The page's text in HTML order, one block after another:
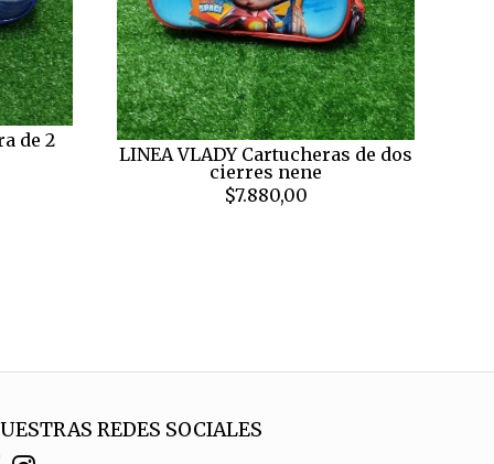
de 2
LINEA VLADY Cartucheras de dos
cierres nene
$7.880,00
REDES SOCIALES